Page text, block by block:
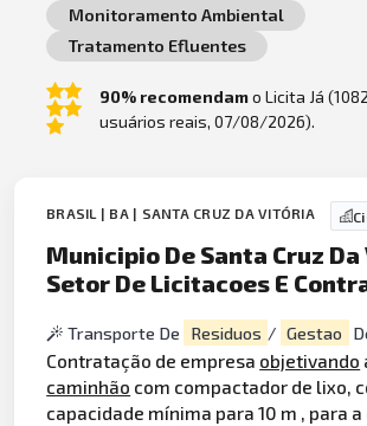
Monitoramento Ambiental
Tratamento Efluentes
90% recomendamo Licita Já (1082
usuários reais, 07/08/2026).
BRASIL | BA | SANTA CRUZ DA VITÓRIA
Municipio De Santa Cruz
Setor De Licitacoes E
Transporte De Residuos / Gestao
Contratação de empresa objetivando
caminhão com compactador de lixo,
capacidade mínima para 10 m , para